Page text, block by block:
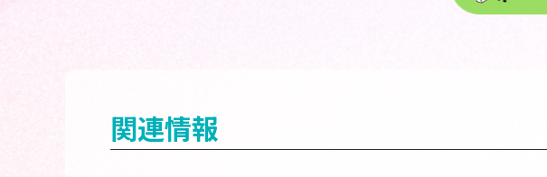
関連情報